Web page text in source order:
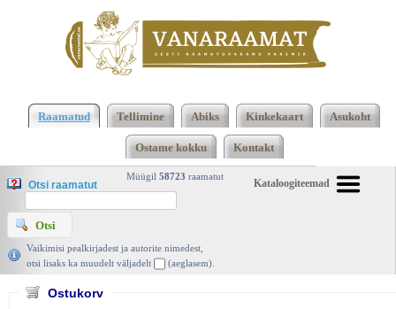
Margot 1, Alexandre Dumas, Tiritamm 1993 |
vanaraamat. ee
Raamatud Tellimine Abiks Kinkekaart Asukoht
Ostame kokku Kontakt
Kataloogiteemad
Müügil 58723 raamatut
Otsi raamatut
Vaikimisi pealkirjadest ja autorite nimedest,
otsi lisaks ka muudelt väljadelt
(aeglasem).
Ostukorv